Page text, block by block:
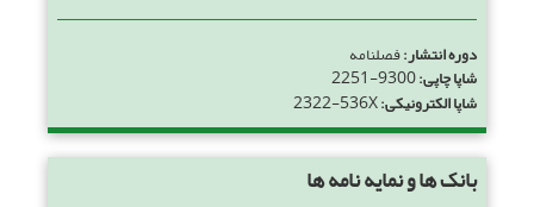
دوره انتشار:فصلنامه
شاپا چاپی:2251-9300
شاپا الکترونیکی:2322-536X
بانک ها و نمایه نامه ها